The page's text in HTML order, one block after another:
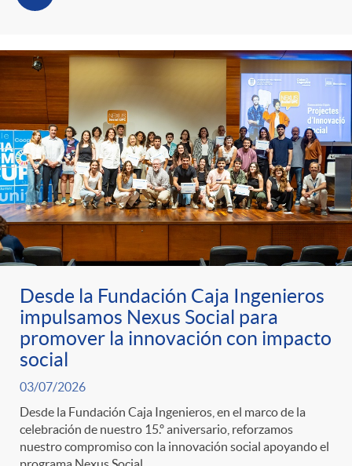
Desde la Fundación Caja Ingenieros
impulsamos Nexus Social para
promover la innovación con impacto
social
03/07/2026
Desde la Fundación Caja Ingenieros, en el marco de la
celebración de nuestro 15.º aniversario, reforzamos
nuestro compromiso con la innovación social apoyando el